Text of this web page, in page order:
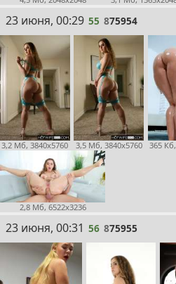
55
23 июня, 00:29 55 875954
3,2 Мб, 3840x5760 3,5 Мб, 3840x5760 365
2,8 Мб, 6522x3236
56
23 июня, 00:31 56 875955